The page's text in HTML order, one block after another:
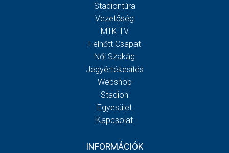
Stadiontúra
Vezetőség
MTK TV
Felnőtt Csapat
Női Szakág
Jegyértékesítés
Webshop
Stadion
Egyesület
Kapcsolat
INFORMÁCIÓK